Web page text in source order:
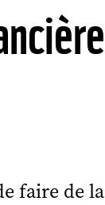
faire de la